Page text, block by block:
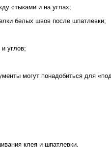
стыками и на углах;
белых швов после шпатлевки;
и углов;
могут понадобиться для
клея и шпатлевки.